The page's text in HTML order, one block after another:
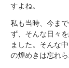
すよね。
私も当時、今ま
ず、そんな日々
ました。そんな
の煌めきは忘れら